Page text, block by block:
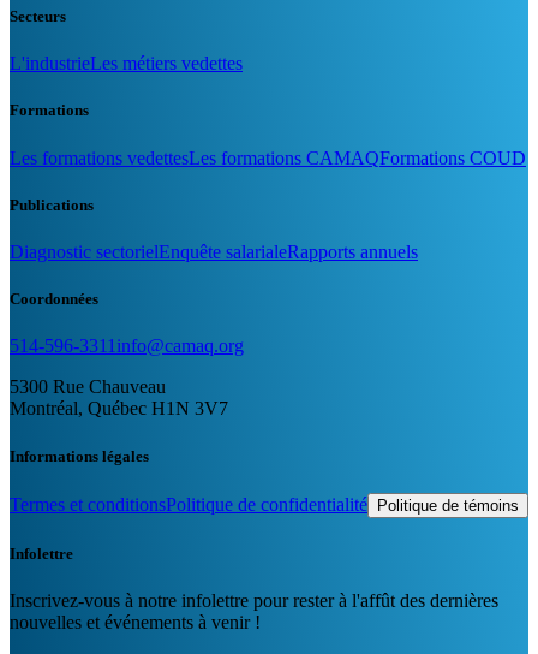
Secteurs
L'industrieLes métiers vedettes
Formations
Les formations vedettesLes formations CAMAQFormations COUD
Publications
Diagnostic sectorielEnquête salarialeRapports annuels
Coordonnées
514-596-3311 info@camaq.org
5300 Rue Chauveau
Montréal, Québec H1N 3V7
Informations légales
Termes et conditionsPolitique de confidentialité Politique de témoins
Infolettre
Inscrivez-vous à notre infolettre pour rester à l'affût des dernières
nouvelles et événements à venir !